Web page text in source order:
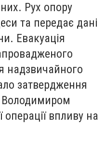
Рух опору
та передає дані
Евакуація
надзвичайного
затвердження
Володимиром
впливу на